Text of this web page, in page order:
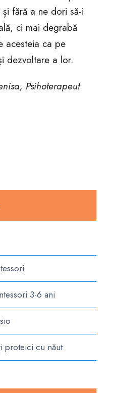
fără a ne dori să-i
ci mai degrabă
acesteia ca pe
dezvoltare a lor.
Psihoterapeut
3-6 ani
proteici cu năut